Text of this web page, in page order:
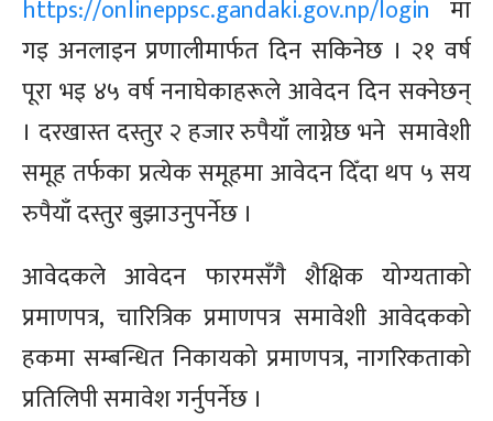
https://onlineppsc.gandaki.gov.np/login मा
गइ अनलाइन प्रणालीमार्फत दिन सकिनेछ । २१ वर्ष
पूरा भइ ४५ वर्षननाघेकाहरूलेआवेदन दिन सक्नेछन्
। दरखास्त दस्तुर २ हजार रुपैयाँ लाग्नेछ भने समावेशी
समूह तर्फका प्रत्येक समूहमा आवेदन दिँदा थप ५ सय
रुपैयाँ दस्तुर बुझाउनुपर्नेछ ।
आवेदकले आवेदन फारमसँगै शैक्षिक योग्यताको
प्रमाणपत्र, चारित्रिक प्रमाणपत्र समावेशी आवेदकको
हकमा सम्बन्धित निकायको प्रमाणपत्र, नागरिकताको
प्रतिलिपीसमावेश गर्नुपर्नेछ ।